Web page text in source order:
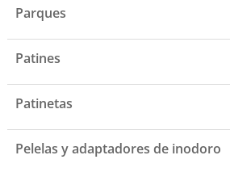
Parques
Patines
Patinetas
Pelelas y adaptadores de inodoro